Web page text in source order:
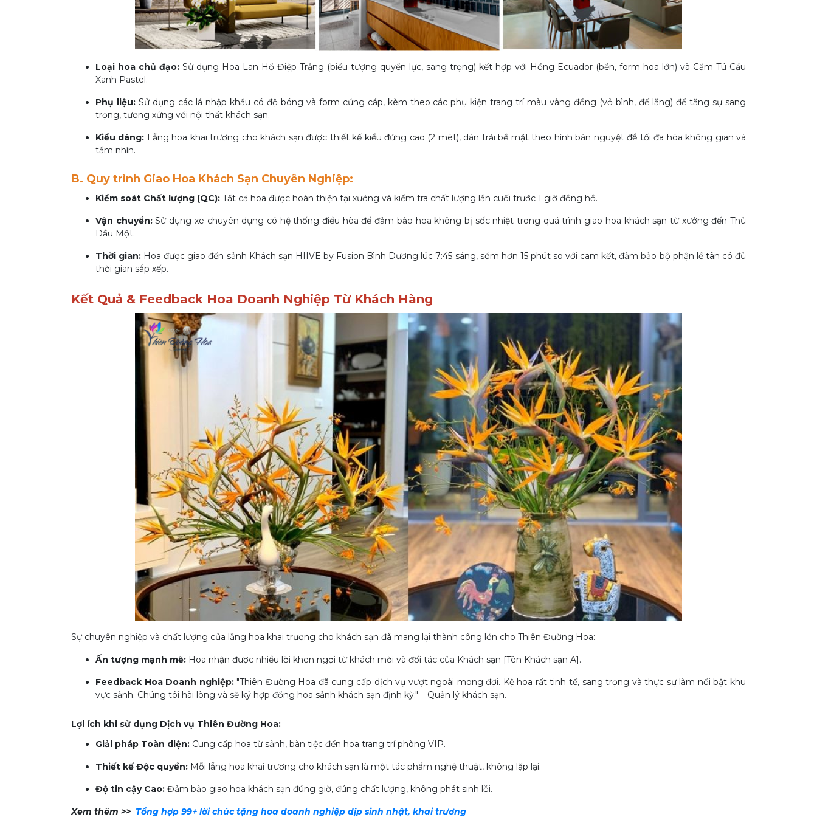
Loại hoa chủ đạo: Sử dụng Hoa Lan Hồ Điệp Trắng (biểu tượng quyền lực, sang trọng) kết hợp với Hồng Ecuador (bền, form hoa lớn) và Cẩm Tú Cầu
Xanh Pastel.
Phụ liệu:Sử dụng các lá nhập khẩu có độ bóng và form cứng cáp, kèm theo các phụ kiện trang trí màu vàng đồng (vỏ bình, đế lẵng) để tăng sự sang
trọng, tương xứng với nội thất khách sạn.
Kiểu dáng: Lẵng hoa khai trương cho khách sạn được thiết kế kiểu đứng cao (2 mét), dàn trải bề mặt theo hình bán nguyệt để tối đa hóa không gian và
tầm nhìn.
B. Quy trình Giao Hoa Khách Sạn Chuyên Nghiệp:
Kiểm soát Chất lượng (QC): Tất cả hoa được hoàn thiện tại xưởng và kiểm tra chất lượng lần cuối trước 1 giờ đồng hồ.
Vận chuyển:Sử dụng xe chuyên dụng có hệ thống điều hòa để đảm bảo hoa không bị sốc nhiệt trong quá trình giao hoa khách sạn từ xưởng đến Thủ
Dầu Một.
Thời gian: Hoa được giao đến sảnh Khách sạn HIIVE by Fusion Bình Dương lúc 7:45 sáng, sớm hơn 15 phút so với cam kết, đảm bảo bộ phận lễ tân có đủ
thời gian sắp xếp.
Kết Quả & Feedback Hoa Doanh Nghiệp Từ Khách Hàng
Sự chuyên nghiệp và chất lượng của lẵng hoa khai trương cho khách sạn đã mang lại thành công lớn cho Thiên Đường Hoa:
Ấn tượng mạnh mẽ: Hoa nhận được nhiều lời khen ngợi từ khách mời và đối tác của Khách sạn [Tên Khách sạn A].
Feedback Hoa Doanh nghiệp:"Thiên Đường Hoa đã cung cấp dịch vụ vượt ngoài mong đợi. Kệ hoa rất tinh tế, sang trọng và thực sự làm nổi bật khu
vực sảnh. Chúng tôi hài lòng và sẽ ký hợp đồng hoa sảnh khách sạn định kỳ." – Quản lý khách sạn.
Lợi ích khi sử dụng Dịch vụ Thiên Đường Hoa:
Giải pháp Toàn diện: Cung cấp hoa từ sảnh, bàn tiệc đến hoa trang trí phòng VIP.
Thiết kế Độc quyền: Mỗi lẵng hoa khai trương cho khách sạn là một tác phẩm nghệ thuật, không lặp lại.
Độ tin cậy Cao: Đảm bảo giao hoa khách sạn đúng giờ, đúng chất lượng, không phát sinh lỗi.
Xem thêm >> Tổng hợp 99+ lời chúc tặng hoa doanh nghiệp dịp sinh nhật, khai trương